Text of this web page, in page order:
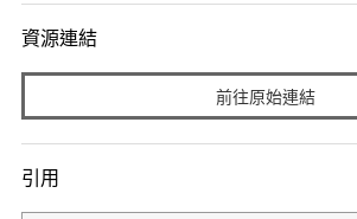
資源連結
前往原始連結
引用